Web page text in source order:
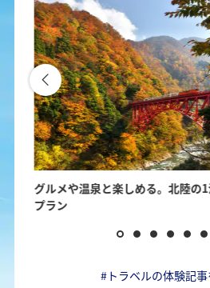
グルメや温泉と楽しめる。北陸の
プラン
#トラベルの体験記事